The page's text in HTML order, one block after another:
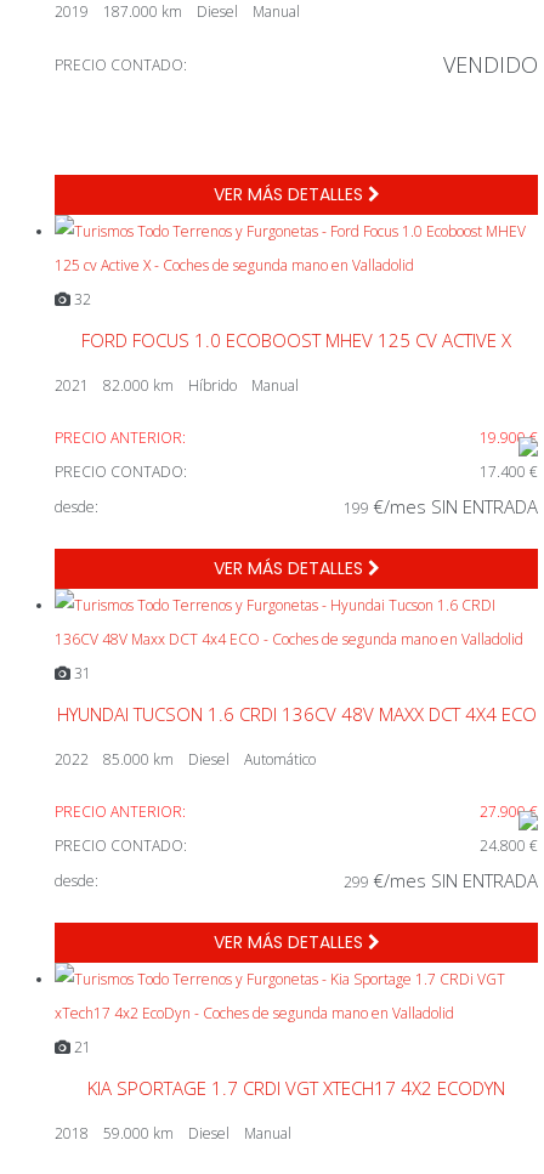
2019 187.000 km Diesel Manual
PRECIO CONTADO: VENDIDO
VER MÁS DETALLES
32
FORD FOCUS 1.0 ECOBOOST MHEV 125 CV ACTIVE X
2021 82.000 km Híbrido Manual
PRECIO ANTERIOR:
19.900 €
PRECIO CONTADO:
17.400 €
desde:
199 €/mes SIN ENTRADA
VER MÁS DETALLES
31
HYUNDAI TUCSON 1.6 CRDI 136CV 48V MAXX DCT 4X4 ECO
2022 85.000 km Diesel Automático
PRECIO ANTERIOR:
27.900 €
PRECIO CONTADO:
24.800 €
desde:
299 €/mes SIN ENTRADA
VER MÁS DETALLES
21
KIA SPORTAGE 1.7 CRDI VGT XTECH17 4X2 ECODYN
2018 59.000 km Diesel Manual